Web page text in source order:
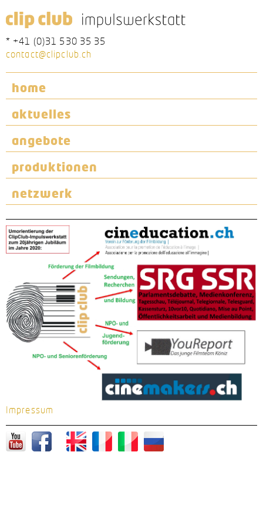
* +41 (0)31 530 35 35
contact@clipclub.ch
home
aktuelles
angebote
produktionen
netzwerk
Impressum